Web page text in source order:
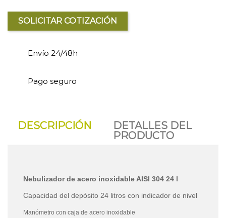
SOLICITAR COTIZACIÓN
Envío 24/48h
Pago seguro
DESCRIPCIÓN
DETALLES DEL
PRODUCTO
Nebulizador de acero inoxidable AISI 304 24 l
Capacidad del depósito 24 litros con indicador de nivel
Manómetro con caja de acero inoxidable